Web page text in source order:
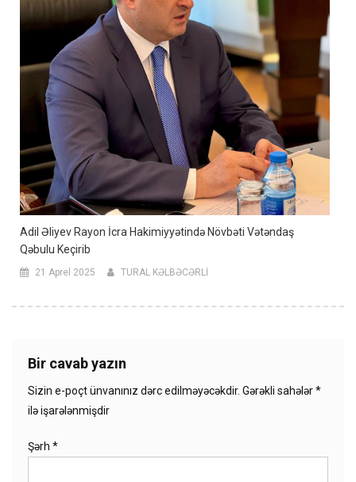
Adil Əliyev Rayon İcra Hakimiyyətində Növbəti Vətəndaş
Qəbulu Keçirib
21 Aprel 2025 TURAL KƏLBƏCƏRLİ
Bir cavab yazın
Sizin e-poçt ünvanınız dərc edilməyəcəkdir. Gərəkli sahələr*
ilə işarələnmişdir
Şərh *